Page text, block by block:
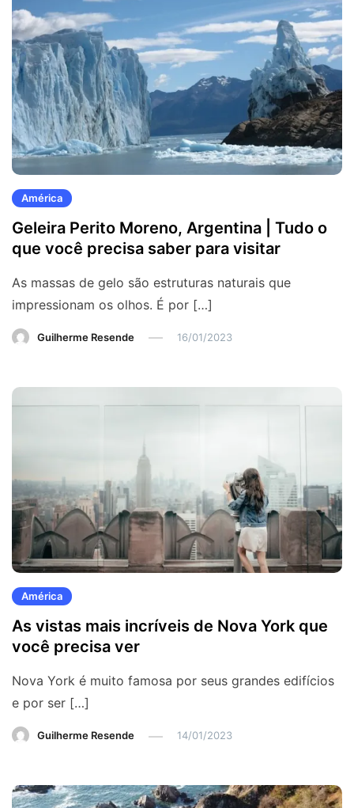
América
Geleira Perito Moreno, Argentina | Tudo o
que você precisa saber para visitar
As massas de gelo são estruturas naturais que
impressionam os olhos. É por […]
Guilherme Resende 16/01/2023
América
As vistas mais incríveis de Nova York que
você precisa ver
Nova York é muito famosa por seus grandes edifícios
e por ser […]
Guilherme Resende 14/01/2023